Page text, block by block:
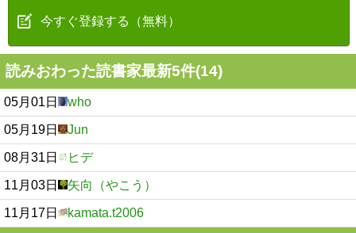
今すぐ登録する（無料）
読みおわった読書家最新5件(14)
05月01日 who
05月19日 Jun
08月31日 ヒデ
11月03日 矢向（やこう）
11月17日 kamata.t2006